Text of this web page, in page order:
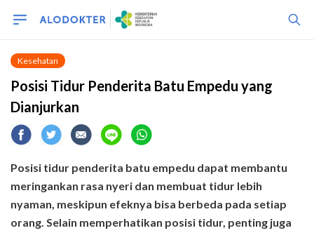
Kesehatan
Posisi Tidur Penderita Batu Empedu yang
Dianjurkan
Posisi tidur penderita batu empedu dapat membantu
meringankan rasa nyeri dan membuat tidur lebih
nyaman, meskipun efeknya bisa berbeda pada setiap
orang. Selain memperhatikan posisi tidur, penting juga